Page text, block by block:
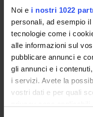
Noi e i nostri 1022
personali, ad esempio
tecnologie come i
alle informazioni sul
pubblicare annunci e
gli annunci e i
i servizi. Avete la
vostri dati e per quali
Premessa
Teatro a Bologna tra
Teatro e carteggi nel
Carlo Coralli: dalle
La professionalità
Teoria e prassi tragica